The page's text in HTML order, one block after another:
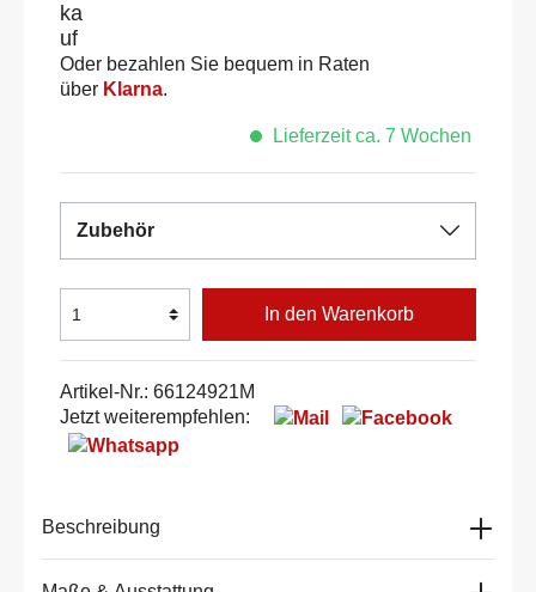
Oder bezahlen Sie bequem in Raten
über Klarna.
Lieferzeit ca. 7 Wochen
Zubehör
In den Warenkorb
Artikel-Nr.: 66124921M
Jetzt weiterempfehlen:
Beschreibung